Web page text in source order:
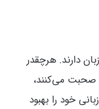
دارند. هرچقدر
صحبت می‌کنند،
خود را بهبود